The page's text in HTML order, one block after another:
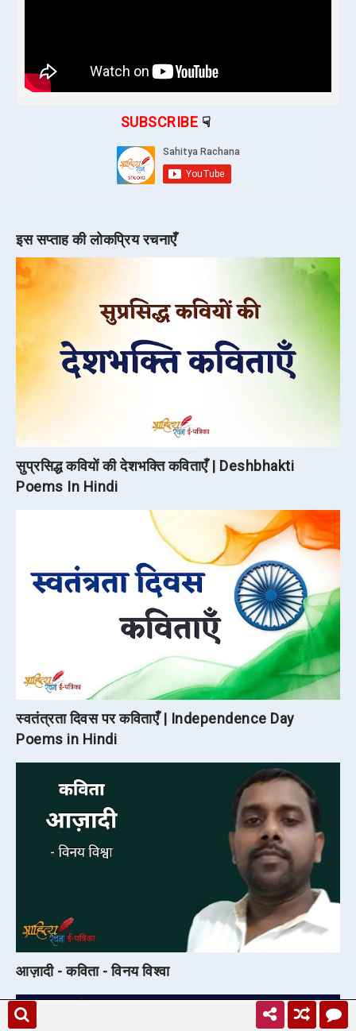
SUBSCRIBE
इस सप्ताह की लोकप्रिय रचनाएँ
सुप्रसिद्ध कवियों की देशभक्ति कविताएँ | Deshbhakti
Poems In Hindi
स्वतंत्रता दिवस पर कविताएँ | Independence Day
Poems in Hindi
आज़ादी - कविता - विनय विश्वा